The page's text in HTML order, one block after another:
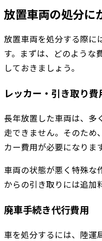
放置車両の処分に
放置車両を処分する際に
す。まずは、どのような
しておきましょう。
レッカー・引き取り費
長年放置した車両は、多
走できません。そのため
カー費用が必要になります
車両の状態が悪く特殊な
からの引き取りには追加
廃車手続き代行費用
車を処分するには、陸運